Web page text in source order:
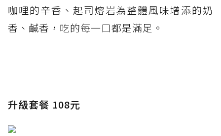
咖哩的辛香、起司熔岩為整體風味增添的奶
香、鹹香，吃的每一口都是滿足。
升級套餐 108元